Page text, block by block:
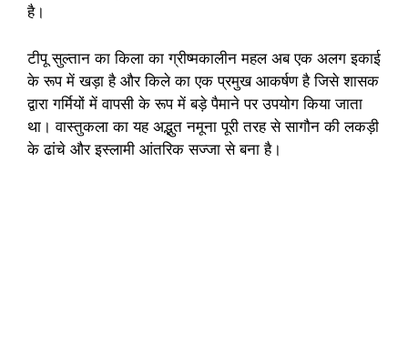
है।
टीपू सुल्तान का किला का ग्रीष्मकालीन महल अब एक अलग इकाई
के रूप में खड़ा है और किले का एक प्रमुख आकर्षण है जिसे शासक
द्वारा गर्मियों में वापसी के रूप में बड़े पैमाने पर उपयोग किया जाता
था। वास्तुकला का यह अद्भुत नमूना पूरी तरह से सागौन की लकड़ी
के ढांचे और इस्लामी आंतरिक सज्जा से बना है।